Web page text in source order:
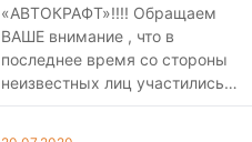
«АВТОКРАФТ»!!!! Обращаем
ВАШЕ внимание , что в
последнее время со стороны
неизвестных лиц участились…